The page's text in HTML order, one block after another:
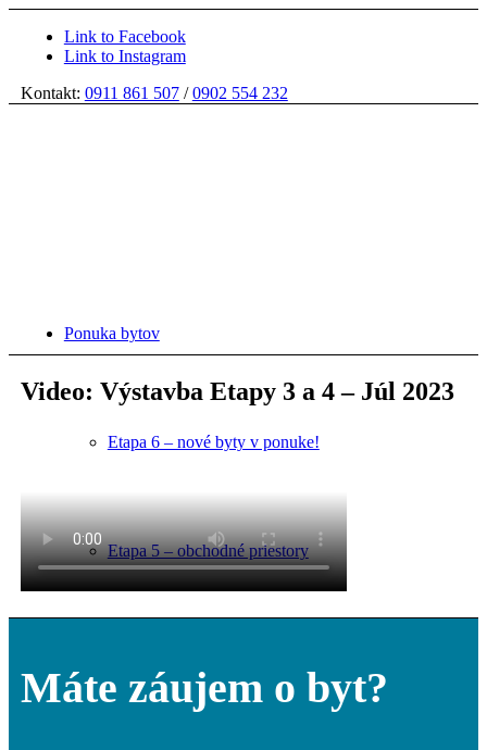
Link to Facebook
Link to Instagram
Kontakt: 0911 861 507/0902 554 232
Ponuka bytov
Etapa 6 – nové byty v ponuke!
Etapa 5 – obchodné priestory
Video: Výstavba Etapy 3 a 4 – Júl 2023
Máte záujem o byt?